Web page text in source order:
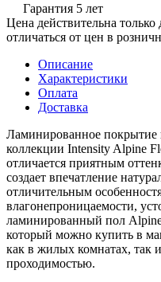
Гарантия 5 лет
Цена действительна
отличаться от цен в
Описание
Характеристики
Оплата
Доставка
Ламинированное покрытие
коллекции Intensity Alpine
отличается приятным
создает впечатление
отличительным
влагонепроницаемости,
ламинированный пол
который можно купить в
как в жилых комнатах, так
проходимостью.